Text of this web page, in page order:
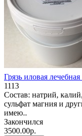
Грязь иловая
1113
Состав: натрий,
сульфат магния и
имею..
Закончился
3500.00р.